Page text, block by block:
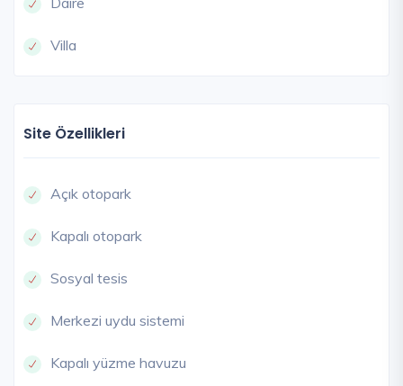
Villa
Site Özellikleri
Açık otopark
Kapalı otopark
Sosyal tesis
Merkezi uydu sistemi
Kapalı yüzme havuzu